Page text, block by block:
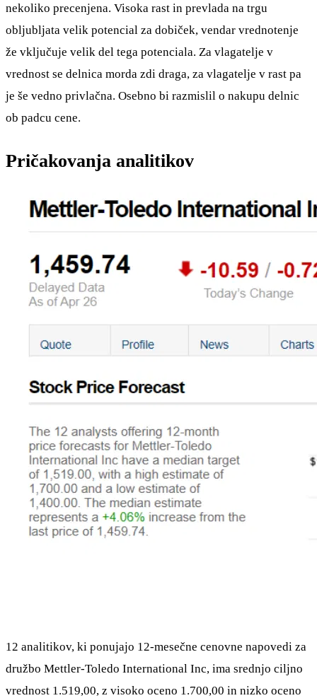
nekoliko precenjena. Visoka rast in prevlada na trgu
obljubljata velik potencial za dobiček, vendar vrednotenje
že vključuje velik del tega potenciala. Za vlagatelje v
vrednost se delnica morda zdi draga, za vlagatelje v rast pa
je še vedno privlačna. Osebno bi razmislil o nakupu delnic
ob padcu cene.
Pričakovanja analitikov
12 analitikov, ki ponujajo 12-mesečne cenovne napovedi za
družbo Mettler-Toledo International Inc, ima srednjo ciljno
vrednost 1.519,00, z visoko oceno 1.700,00 in nizko oceno